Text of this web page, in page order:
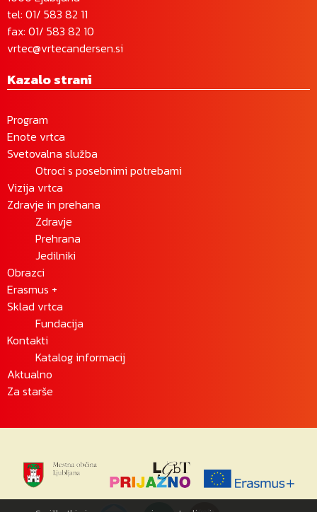
tel: 01/ 583 82 11
fax: 01/ 583 82 10
vrtec@vrtecandersen.si
Kazalo strani
Program
Enote vrtca
Svetovalna služba
Otroci s posebnimi potrebami
Vizija vrtca
Zdravje in prehana
Zdravje
Prehrana
Jedilniki
Obrazci
Erasmus +
Sklad vrtca
Fundacija
Kontakti
Katalog informacij
Aktualno
Za starše